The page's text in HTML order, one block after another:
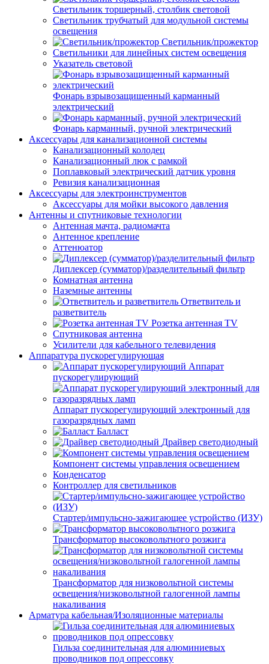
Светильник торшерный, столбик световой
Светильник трубчатый для модульной системы
освещения
Светильник/прожектор
Светильники для линейных систем освещения
Указатель световой
Фонарь взрывозащищенный карманный
электрический
Фонарь карманный, ручной электрический
Аксессуары для канализационной системы
Канализационный колодец
Канализационный люк с рамкой
Поплавковый электрический датчик уровня
Ревизия канализационная
Аксессуары для электроинструментов
Аксессуары для мойки высокого давления
Антенны и спутниковые технологии
Антенная мачта, радиомачта
Антенное крепление
Аттенюатор
Диплексер (сумматор)/разделительный фильтр
Комнатная антенна
Наземные антенны
Ответвитель и
разветвитель
Розетка антенная TV
Спутниковая антенна
Усилители для кабельного телевидения
Аппаратура пускорегулирующая
Аппарат
пускорегулирующий
Аппарат пускорегулирующий электронный для
газоразрядных ламп
Балласт
Драйвер светодиодный
Компонент системы управления освещением
Конденсатор
Контроллер для светильников
Стартер/импульсно-зажигающее устройство (ИЗУ)
Трансформатор высоковольтного розжига
Трансформатор для низковольтной системы
освещения/низковольтной галогенной лампы
накаливания
Арматура кабельная/Изоляционные материалы
Гильза соединительная для алюминиевых
проводников под опрессовку